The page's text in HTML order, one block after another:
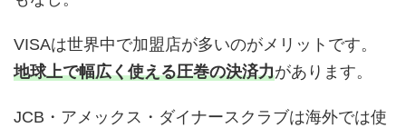
VISAは世界中で加盟店が多いのがメリットです。
地球上で幅広く使える圧巻の決済力があります。
JCB・アメックス・ダイナースクラブは海外では使